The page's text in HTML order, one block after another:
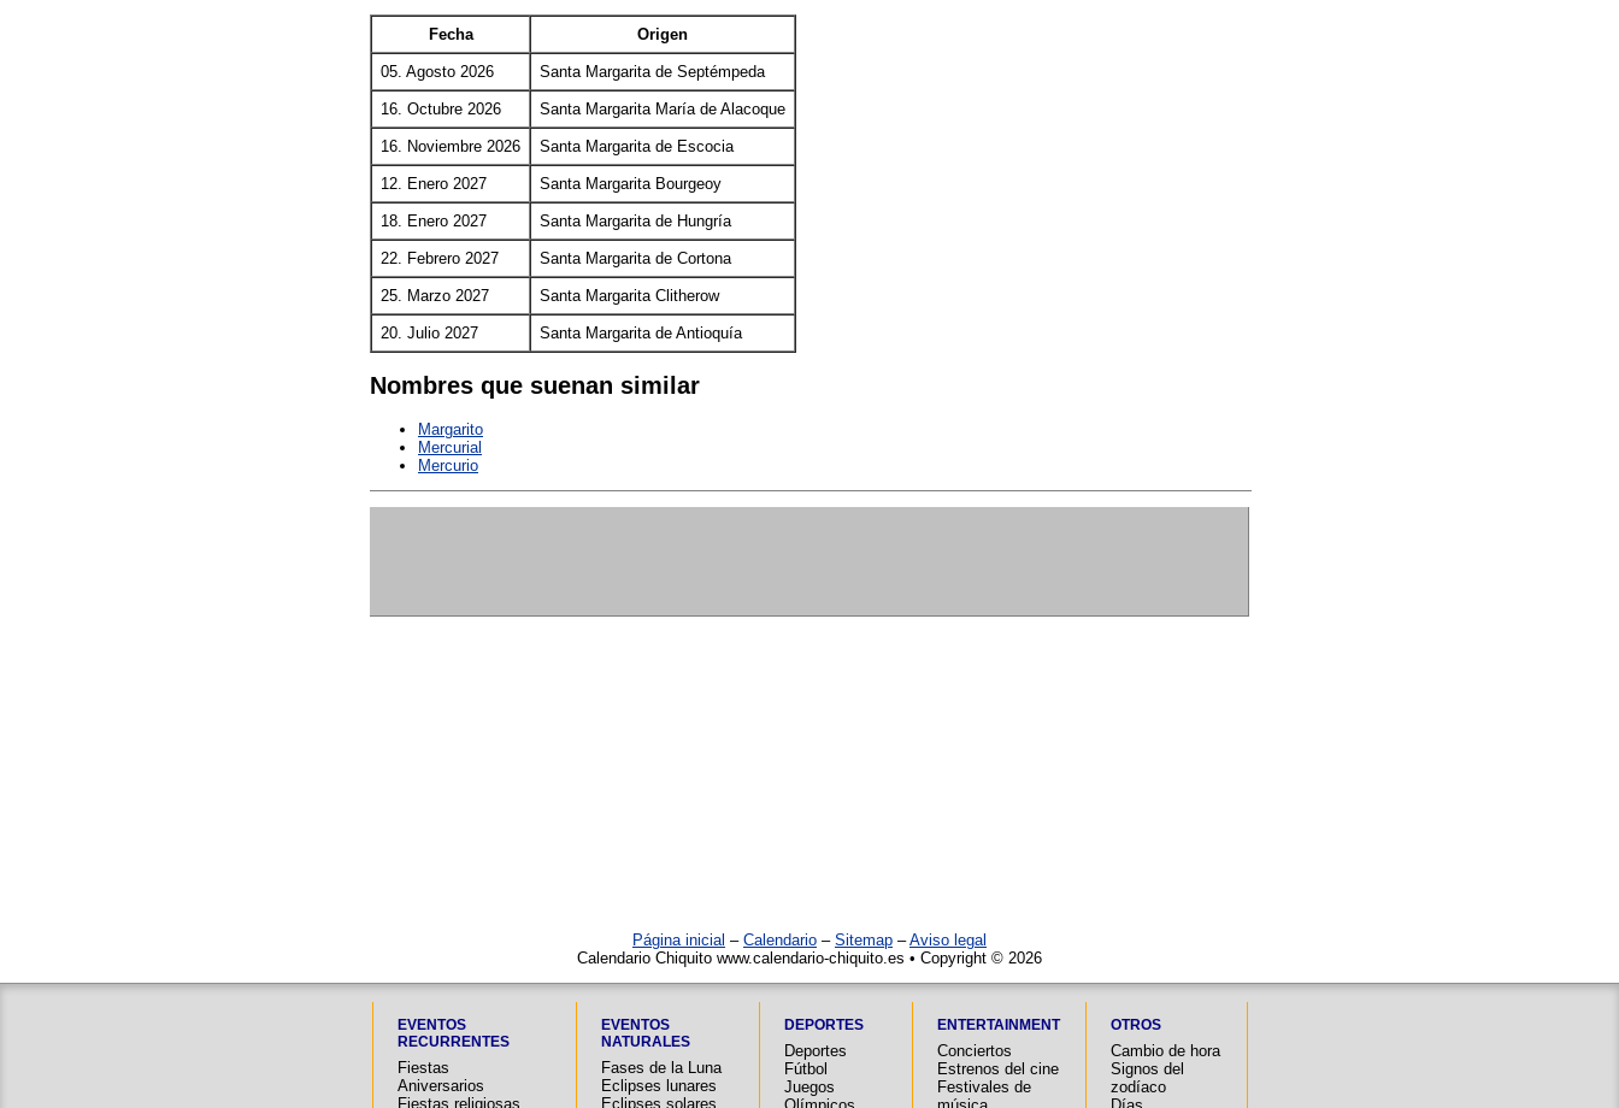
Fecha Origen
05. Agosto 2026 Santa Margarita de Septémpeda
16. Octubre 2026 Santa Margarita María de Alacoque
16. Noviembre 2026 Santa Margarita de Escocia
12. Enero 2027 Santa Margarita Bourgeoy
18. Enero 2027 Santa Margarita de Hungría
22. Febrero 2027 Santa Margarita de Cortona
25. Marzo 2027 Santa Margarita Clitherow
20. Julio 2027 Santa Margarita de Antioquía
Nombres que suenan similar
Margarito
Mercurial
Mercurio
Página inicial – Calendario – Sitemap –Aviso legal
Calendario Chiquito www.calendario-chiquito.es • Copyright © 2026
EVENTOS
RECURRENTES
Fiestas
Aniversarios
Fiestas religiosas
EVENTOS
NATURALES
Fases de la Luna
Eclipses lunares
Eclipses solares
DEPORTES
Deportes
Fútbol
Juegos
ENTERTAINMENT
Conciertos
Estrenos del cine
Festivales de
OTROS
Cambio de hora
Signos del
zodíaco